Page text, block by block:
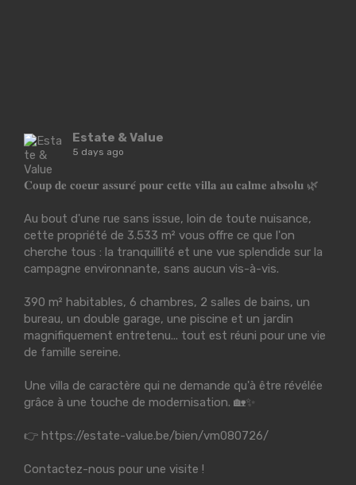
Estate & Value
5 days ago
𝐂𝐨𝐮𝐩 𝐝𝐞 𝐜𝐨𝐞𝐮𝐫 𝐚𝐬𝐬𝐮𝐫𝐞́ 𝐩𝐨𝐮𝐫 𝐜𝐞𝐭𝐭𝐞 𝐯𝐢𝐥𝐥𝐚 𝐚𝐮 𝐜𝐚𝐥𝐦𝐞 𝐚𝐛𝐬𝐨𝐥𝐮 🌿
Au bout d'une rue sans issue, loin de toute nuisance,
cette propriété de 3.533 m² vous offre ce que l'on
cherche tous : la tranquillité et une vue splendide sur la
campagne environnante, sans aucun vis-à-vis.
390 m² habitables, 6 chambres, 2 salles de bains, un
bureau, un double garage, une piscine et un jardin
magnifiquement entretenu... tout est réuni pour une vie
de famille sereine.
Une villa de caractère qui ne demande qu'à être révélée
grâce à une touche de modernisation. 🏡✨
👉 https://estate-value.be/bien/vm080726/
Contactez-nous pour une visite !